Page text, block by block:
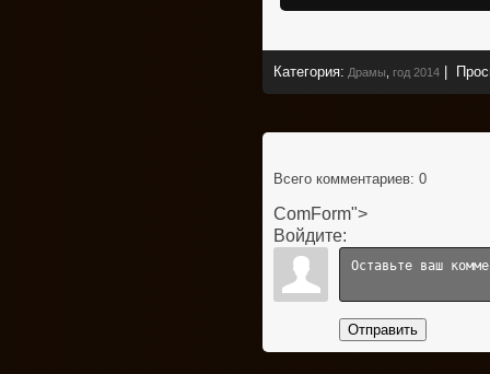
Категория: Драмы год 2014
Всего комментариев: 0
ComForm">
Войдите:
Отправить